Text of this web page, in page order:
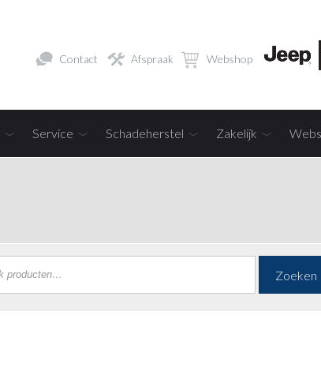
Contact Afspraak Webshop
Service Schadeherstel Zakelijk
Zoeken